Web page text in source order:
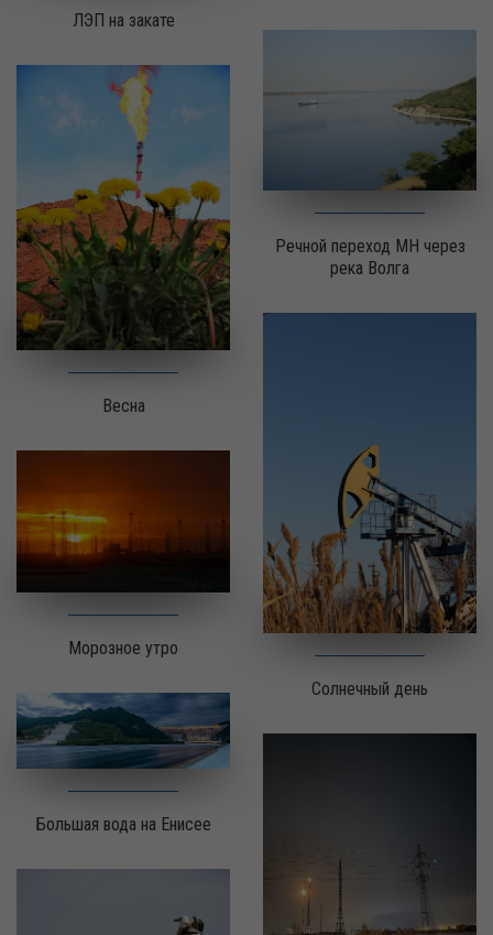
ЛЭП на закате
Весна
Речной переход МН через
река Волга
Морозное утро
Солнечный день
Большая вода на Енисее